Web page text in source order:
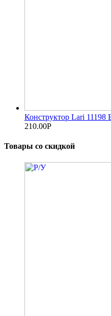
Конструктор Lari 11198
210.00Р
Товары со скидкой